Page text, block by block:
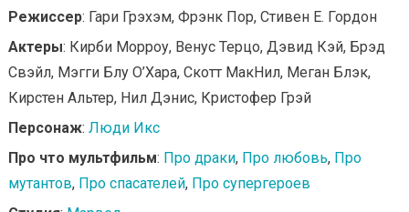
Режиссер: Гари Грэхэм, Фрэнк Пор, Стивен Е. Гордон
Актеры: Кирби Морроу, Венус Терцо, Дэвид Кэй, Брэд
Свэйл, Мэгги Блу О’Хара, Скотт МакНил, Меган Блэк,
Кирстен Альтер, Нил Дэнис, Кристофер Грэй
Персонаж: Люди Икс
Про что мультфильм: Про драки, Про любовь, Про
мутантов, Про спасателей, Про супергероев